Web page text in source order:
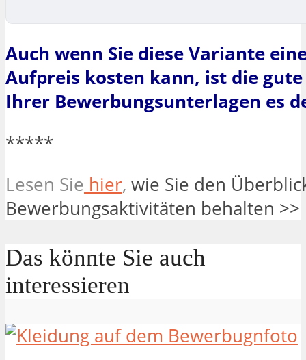
Auch wenn Sie diese Variante
Aufpreis kosten kann, ist die
Ihrer Bewerbungsunterlagen es
*****
Lesen Sie hier, wie Sie den
Bewerbungsaktivitäten behalten >>
Das könnte Sie auch
interessieren